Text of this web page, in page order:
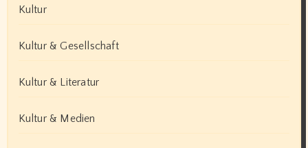
Kultur
Kultur & Gesellschaft
Kultur & Literatur
Kultur & Medien